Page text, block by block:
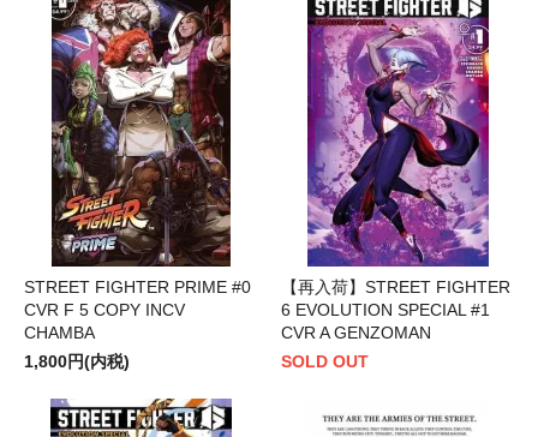
STREET FIGHTER PRIME #0
CVR F 5 COPY INCV
CHAMBA
1,800円(内税)
【再入荷】STREET FIGHTER
6 EVOLUTION SPECIAL #1
CVR A GENZOMAN
SOLD OUT